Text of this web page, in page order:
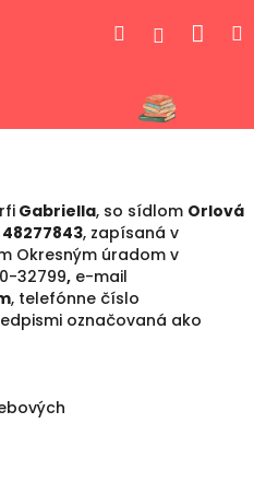
Keresés
Gabriella, so sídlom Orlová
48277843, zapísaná v
Okresným úradom v
32799, e-mail
, telefónne číslo
označovaná ako